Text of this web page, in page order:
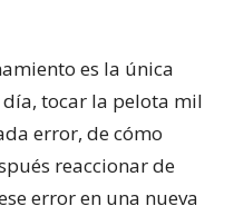
es la única
tocar la pelota mil
error, de cómo
reaccionar de
error en una nueva